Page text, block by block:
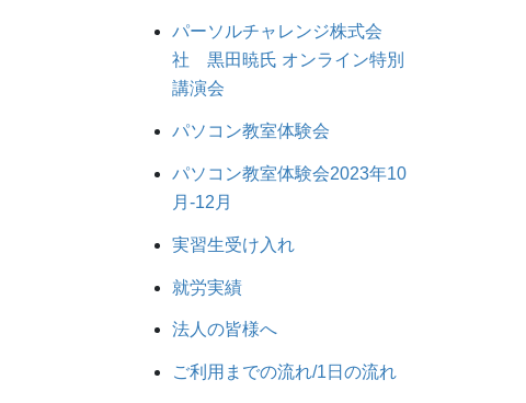
パーソルチャレンジ株式会
社 黒田暁氏 オンライン特別
講演会
パソコン教室体験会
パソコン教室体験会2023年10
月-12月
実習生受け入れ
就労実績
法人の皆様へ
ご利用までの流れ/1日の流れ